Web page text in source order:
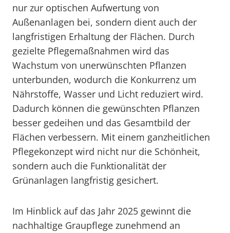
nur zur optischen Aufwertung von
Außenanlagen bei, sondern dient auch der
langfristigen Erhaltung der Flächen. Durch
gezielte Pflegemaßnahmen wird das
Wachstum von unerwünschten Pflanzen
unterbunden, wodurch die Konkurrenz um
Nährstoffe, Wasser und Licht reduziert wird.
Dadurch können die gewünschten Pflanzen
besser gedeihen und das Gesamtbild der
Flächen verbessern. Mit einem ganzheitlichen
Pflegekonzept wird nicht nur die Schönheit,
sondern auch die Funktionalität der
Grünanlagen langfristig gesichert.
Im Hinblick auf das Jahr 2025 gewinnt die
nachhaltige Graupflege zunehmend an